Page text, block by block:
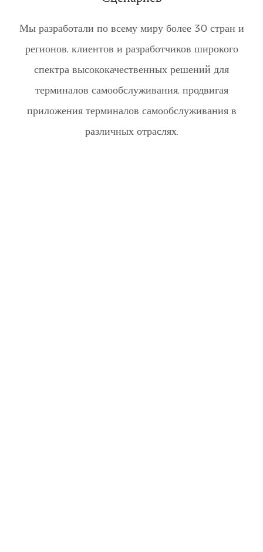
Мы разработали по всему миру более 30 стран и
регионов, клиентов и разработчиков широкого
спектра высококачественных решений для
терминалов самообслуживания, продвигая
приложения терминалов самообслуживания в
различных отраслях.